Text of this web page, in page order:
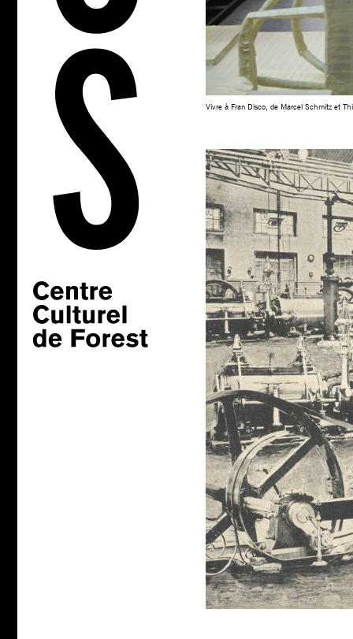
Vivre à Fran Disco, de Marcel Schmitz et